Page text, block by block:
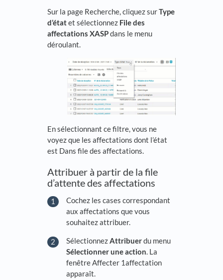
Sur la page Recherche, cliquez surType
d’étatet sélectionnez File des
affectations XASPdans le menu
déroulant.
En sélectionnant ce filtre, vous ne
voyez que les affectations dont l’état
est Dans file des affectations.
Attribuer à partir de la file
d’attente des affectations
Cochez les cases correspondant
aux affectations que vous
souhaitez attribuer.
SélectionnezAttribuerdu menu
Sélectionner une action. La
fenêtre Affecter 1affectation
apparaît.